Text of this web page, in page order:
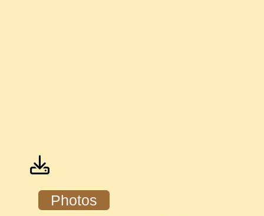
Photos